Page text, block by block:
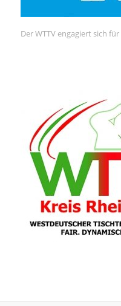
Der WTTV engagiert sich für